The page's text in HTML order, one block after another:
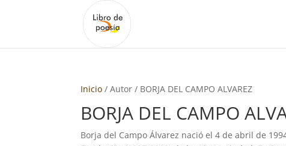
Inicio / Autor / BORJA DEL CAMPO ALVAREZ
BORJA DEL CAMPO
Borja del Campo Álvarez nació el 4 de abril de